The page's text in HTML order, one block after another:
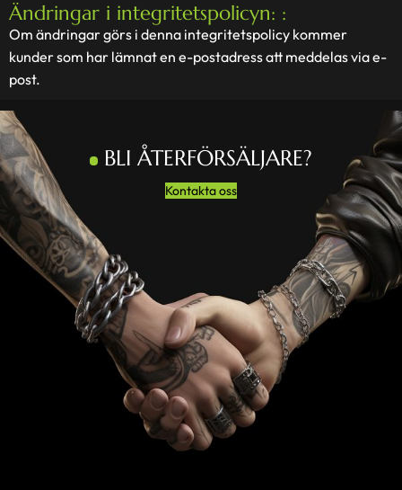
Ändringar i integritetspolicyn: :
Om ändringar görs i denna integritetspolicy kommer
kunder som har lämnat en e-postadress att meddelas via e-
post.
BLI ÅTERFÖRSÄLJARE?
Kontakta oss